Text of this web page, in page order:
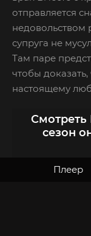
отправляется
недовольством
супруга не
Там паре
чтобы
настоящему
Смотреть
сезон
Плеер